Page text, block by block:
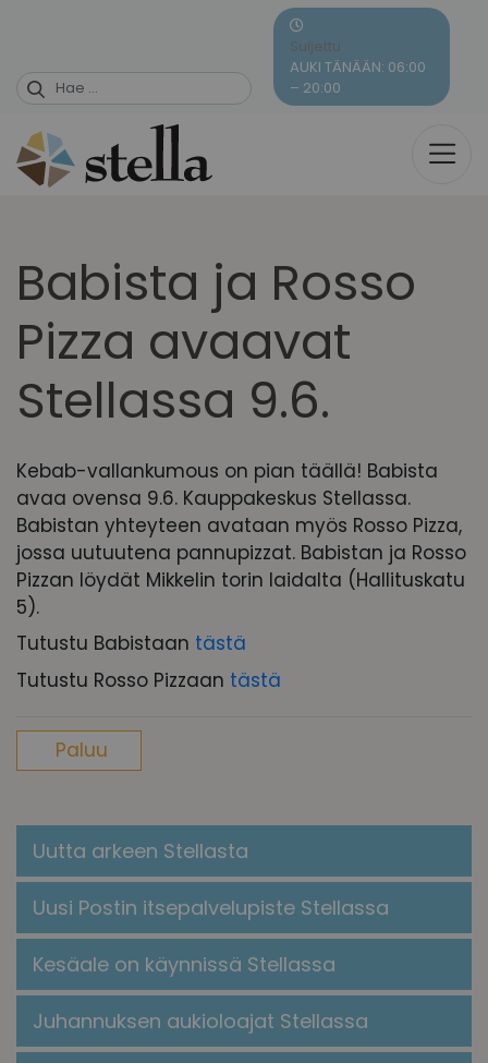
content
Suljettu
AUKI TÄNÄÄN: 06:00
– 20:00
Babista ja Rosso
Pizza avaavat
Stellassa 9.6.
Kebab-vallankumous on pian täällä! Babista
avaa ovensa 9.6. Kauppakeskus Stellassa.
Babistan yhteyteen avataan myös Rosso Pizza,
jossa uutuutena pannupizzat. Babistan ja Rosso
Pizzan löydät Mikkelin torin laidalta (Hallituskatu
5).
Tutustu Babistaan tästä
Tutustu Rosso Pizzaan tästä
Paluu
Uutta arkeen Stellasta
Uusi Postin itsepalvelupiste Stellassa
Kesäale on käynnissä Stellassa
Juhannuksen aukioloajat Stellassa